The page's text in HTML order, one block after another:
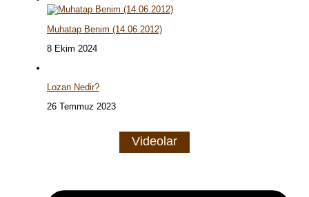
Muhatap Benim (14.06.2012)
8 Ekim 2024
Lozan Nedir?
26 Temmuz 2023
Videolar